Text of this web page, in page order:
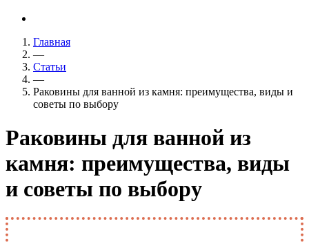
Главная
—
Статьи
—
Раковины для ванной из камня: преимущества, виды и
советы по выбору
Раковины для ванной из
камня: преимущества, виды
и советы по выбору